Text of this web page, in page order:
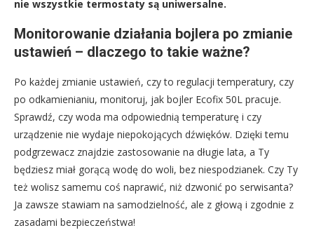
nie wszystkie termostaty są uniwersalne.
Monitorowanie działania bojlera po zmianie
ustawień – dlaczego to takie ważne?
Po każdej zmianie ustawień, czy to regulacji temperatury, czy
po odkamienianiu, monitoruj, jak bojler Ecofix 50L pracuje.
Sprawdź, czy woda ma odpowiednią temperaturę i czy
urządzenie nie wydaje niepokojących dźwięków. Dzięki temu
podgrzewacz znajdzie zastosowanie na długie lata, a Ty
będziesz miał gorącą wodę do woli, bez niespodzianek. Czy Ty
też wolisz samemu coś naprawić, niż dzwonić po serwisanta?
Ja zawsze stawiam na samodzielność, ale z głową i zgodnie z
zasadami bezpieczeństwa!